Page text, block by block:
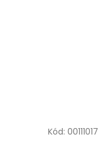
Kód: 00111017